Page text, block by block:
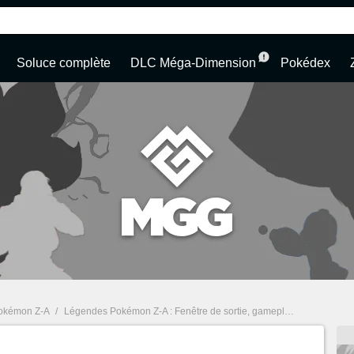
Soluce complète DLC Méga-Dimension Pokédex
Z-A / Légendes Pokémon Z-A : Fenêtre de sortie, gameplay, starters... Toutes les informations dévoilées lors du Pokémon Présents 2025